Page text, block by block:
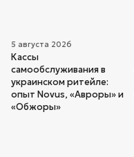
5 августа 2026
Кассы
самообслуживания в
украинском ритейле:
опыт Novus, «Авроры» и
«Обжоры»